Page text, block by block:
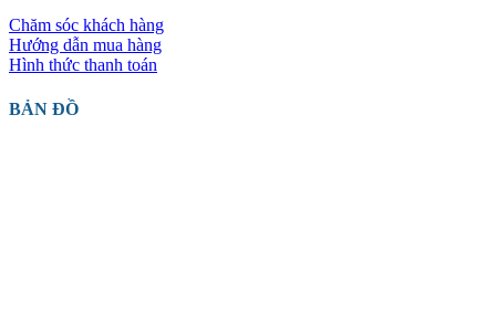
Chăm sóc khách hàng
Hướng dẫn mua hàng
Hình thức thanh toán
BẢN ĐỒ